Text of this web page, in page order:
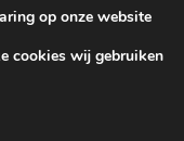
op onze website
cookies wij gebruiken